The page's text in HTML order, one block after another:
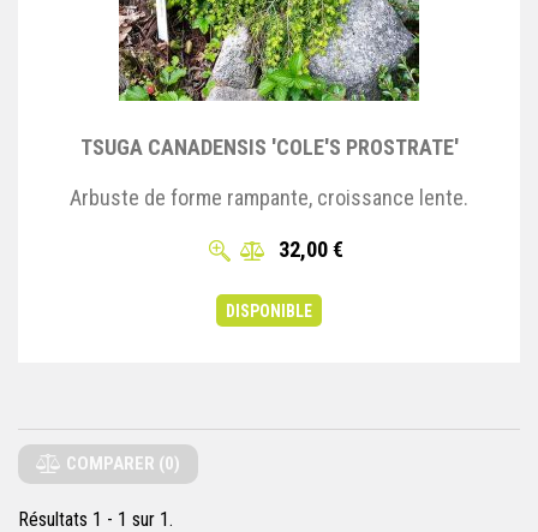
TSUGA CANADENSIS 'COLE'S PROSTRATE'
Arbuste de forme rampante, croissance lente.
32,00 €
DISPONIBLE
COMPARER (0)
Résultats 1 - 1 sur 1.